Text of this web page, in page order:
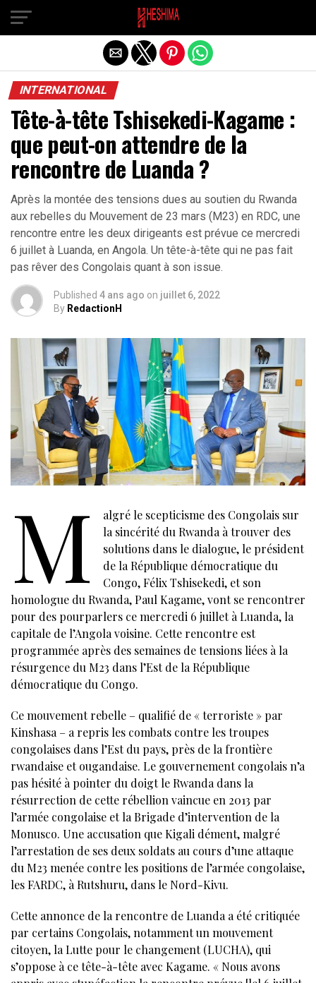
INTERNATIONAL
Tête-à-tête Tshisekedi-Kagame :
que peut-on attendre de la
rencontre de Luanda ?
Après la montée des tensions dues au soutien du Rwanda
aux rebelles du Mouvement de 23 mars (M23) en RDC, une
rencontre entre les deux dirigeants est prévue ce mercredi
6 juillet à Luanda, en Angola. Un tête-à-tête qui ne pas fait
pas rêver des Congolais quant à son issue.
Published 4 ans ago on juillet 6, 2022
By RedactionH
M
algré le scepticisme des Congolais sur
la sincérité du Rwanda à trouver des
solutions dans le dialogue, le président
de la République démocratique du
Congo, Félix Tshisekedi, et son
homologue du Rwanda, Paul Kagame, vont se rencontrer
pour des pourparlers ce mercredi 6 juillet à Luanda, la
capitale de l’Angola voisine. Cette rencontre est
programmée après des semaines de tensions liées à la
résurgence du M23 dans l’Est de la République
démocratique du Congo.
Ce mouvement rebelle – qualifié de « terroriste » par
Kinshasa – a repris les combats contre les troupes
congolaises dans l’Est du pays, près de la frontière
rwandaise et ougandaise. Le gouvernement congolais n’a
pas hésité à pointer du doigt le Rwanda dans la
résurrection de cette rébellion vaincue en 2013 par
l’armée congolaise et la Brigade d’intervention de la
Monusco. Une accusation que Kigali dément, malgré
l’arrestation de ses deux soldats au cours d’une attaque
du M23 menée contre les positions de l’armée congolaise,
les FARDC, à Rutshuru, dans le Nord-Kivu.
Cette annonce de la rencontre de Luanda a été critiquée
par certains Congolais, notamment un mouvement
citoyen, la Lutte pour le changement (LUCHA), qui
s’oppose à ce tête-à-tête avec Kagame. « Nous avons
Quitter la version mobile